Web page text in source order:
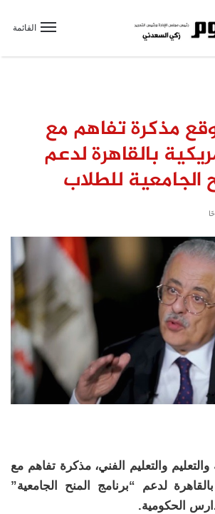
القائمة
مذكرة تفاهم مع
بالقاهرة لدعم
الجامعية للطلاب
والتعليم الفني، مذكرة تفاهم مع
بالقاهرة لدعم “برنامج المنح الجامعية”
الحكومية.